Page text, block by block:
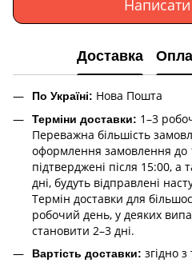
Написати
Доставка
По Україні: Нова Пошта
Терміни доставки: 1–3
Переважна більшість
оформлення замовлення до
підтверджені після 15:00, а
дні, будуть відправлені
Термін доставки для
робочий день, у деяких
становити 2–3 дні.
Вартість доставки: згідно